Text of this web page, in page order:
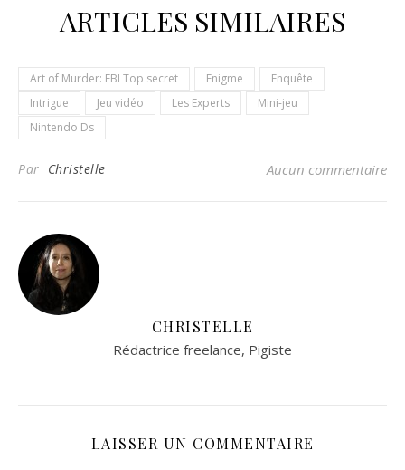
ARTICLES SIMILAIRES
Art of Murder: FBI Top secret Enigme
Enquête
Intrigue
Jeu vidéo Les Experts
Mini-jeu
Nintendo Ds
Par Christelle Aucun commentaire
CHRISTELLE
Rédactrice freelance, Pigiste
LAISSER UN COMMENTAIRE